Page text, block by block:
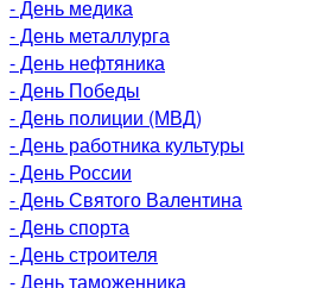
- День медика
- День металлурга
- День нефтяника
- День Победы
- День полиции (МВД)
- День работника культуры
- День России
- День Святого Валентина
- День спорта
- День строителя
- День таможенника